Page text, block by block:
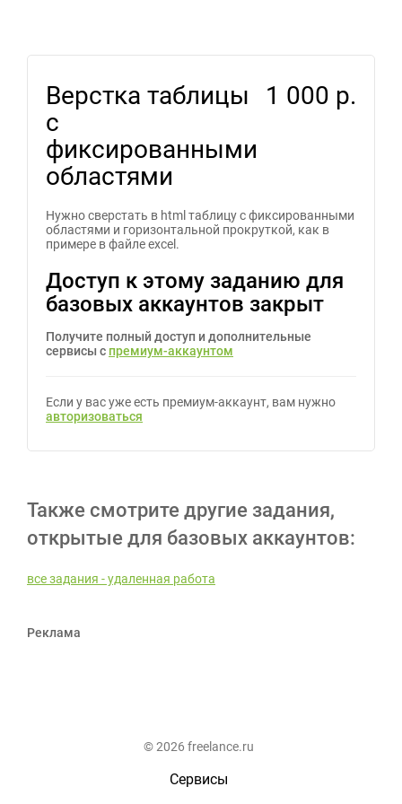
Верстка таблицы
с
фиксированными
областями
1 000 р.
Нужно сверстать в html таблицу с фиксированными
областями и горизонтальной прокруткой, как в
примере в файле excel.
Доступ к этому заданию для
базовых аккаунтов закрыт
Получите полный доступ и дополнительные
сервисы с премиум-аккаунтом
Если у вас уже есть премиум-аккаунт, вам нужно
авторизоваться
Также смотрите другие задания,
открытые для базовых аккаунтов:
все задания - удаленная работа
Реклама
© 2026 freelance.ru
Сервисы